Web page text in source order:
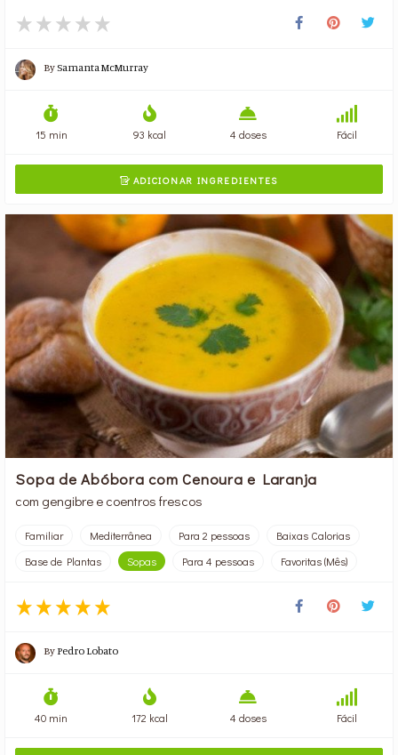
BySamanta McMurray
15 min 93 kcal 4 doses Fácil
ADICIONAR INGREDIENTES
Sopa de Abóbora com Cenoura e Laranja
com gengibre e coentros frescos
Familiar Mediterrânea Para 2 pessoas
Baixas Calorias
Base de Plantas
Sopas Para 4 pessoas Favoritas (Mês)
ByPedro Lobato
40 min 172 kcal 4 doses Fácil